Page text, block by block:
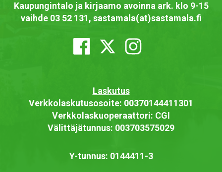
Kaupungintalo ja kirjaamo avoinna ark. klo 9-15
vaihde 03 52 131, sastamala(at)sastamala.fi
Laskutus
Verkkolaskutusosoite: 00370144411301
Verkkolaskuoperaattori: CGI
Välittäjätunnus: 003703575029
Y-tunnus: 0144411-3